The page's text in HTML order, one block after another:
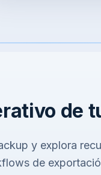
de
y explora
de